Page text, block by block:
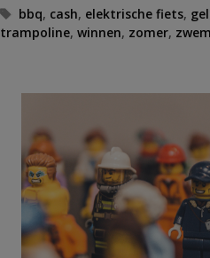
T
a
bbq, cash, elektrische fiets,
trampoline, winnen, zomer,